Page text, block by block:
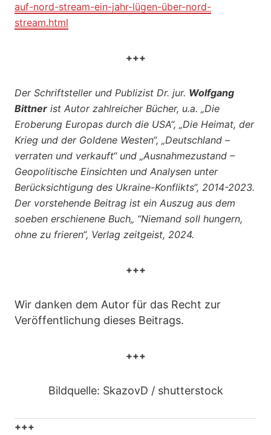
auf-nord-stream-ein-jahr-lügen-über-nord-
stream.html
+++
Der Schriftsteller und Publizist Dr. jur. Wolfgang
Bittner ist Autor zahlreicher Bücher, u.a. „Die
Eroberung Europas durch die USA“, „Die Heimat, der
Krieg und der Goldene Westen“, „Deutschland –
verraten und verkauft“ und „Ausnahmezustand –
Geopolitische Einsichten und Analysen unter
Berücksichtigung des Ukraine-Konflikts“, 2014-2023.
Der vorstehende Beitrag ist ein Auszug aus dem
soeben erschienene Buch„ “Niemand soll hungern,
ohne zu frieren“, Verlag zeitgeist, 2024.
+++
Wir danken dem Autor für das Recht zur
Veröffentlichung dieses Beitrags.
+++
Bildquelle: SkazovD / shutterstock
+++